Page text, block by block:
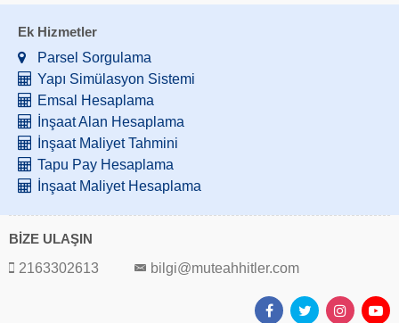
Ek Hizmetler
Parsel Sorgulama
Yapı Simülasyon Sistemi
Emsal Hesaplama
İnşaat Alan Hesaplama
İnşaat Maliyet Tahmini
Tapu Pay Hesaplama
İnşaat Maliyet Hesaplama
BİZE ULAŞIN
2163302613
bilgi@muteahhitler.com